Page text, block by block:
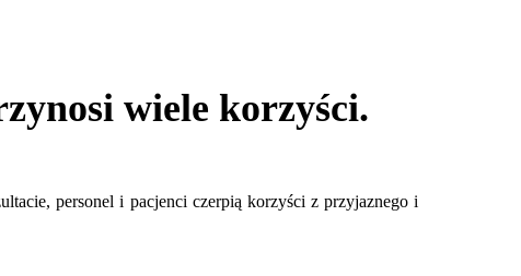
wiele korzyści.
personel i pacjenci czerpią korzyści z przyjaznego i